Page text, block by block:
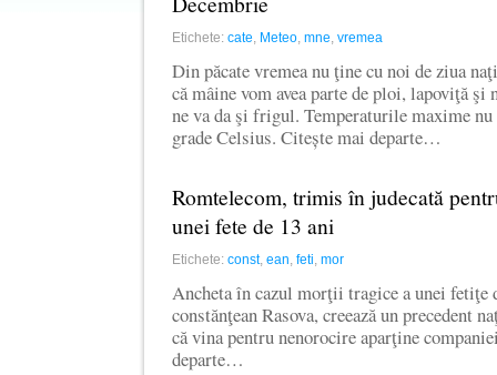
Etichete: cate Meteo mne vremea
Din păcate vremea nu ţine cu noi de ziua
că mâine vom avea parte de ploi, lapoviţă
ne va da şi frigul. Temperaturile maxime
grade Celsius. Citește mai departe…
Romtelecom, trimis în judecată
unei fete de 13 ani
Etichete: const, ean feti mor
Ancheta în cazul morţii tragice a unei fetiţe
constănţean Rasova, creează un precedent
că vina pentru nenorocire aparţine
departe…